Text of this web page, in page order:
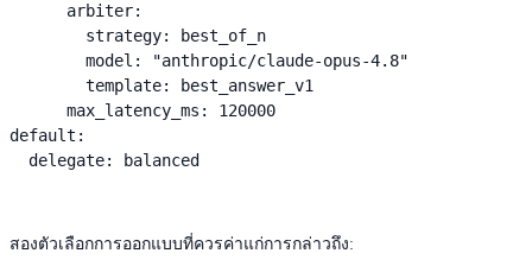
      arbiter:
        strategy: best_of_n
        model: "anthropic/claude-opus-4.8"
        template: best_answer_v1
      max_latency_ms: 120000
default:
  delegate: balanced
สองตัวเลือกการออกแบบที่ควรค่าแก่การกล่าวถึง: